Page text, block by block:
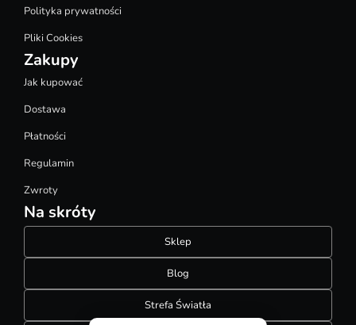
Polityka prywatności
Pliki Cookies
Zakupy
Jak kupować
Dostawa
Płatności
Regulamin
Zwroty
Na skróty
Sklep
Blog
Strefa Światła